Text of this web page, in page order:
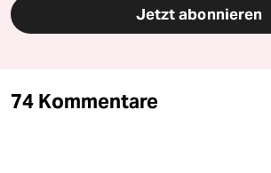
Jetzt abonnieren
74 Kommentare